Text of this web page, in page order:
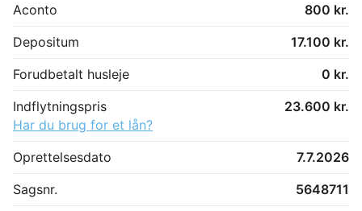
Aconto
800 kr.
Depositum
17.100 kr.
Forudbetalt husleje
0 kr.
Indflytningspris
23.600 kr.
Har du brug for et lån?
Oprettelsesdato
7.7.2026
Sagsnr.
5648711